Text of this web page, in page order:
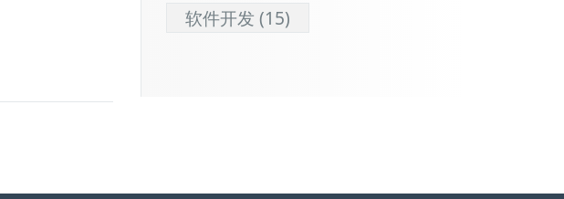
软件开发 (15)